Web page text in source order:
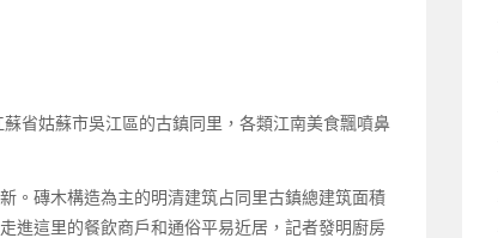
省姑蘇市吳江區的古鎮同里，各類江南美食飄噴鼻
。磚木構造為主的明清建筑占同里古鎮總建筑面積
進這里的餐飲商戶和通俗平易近居，記者發明廚房